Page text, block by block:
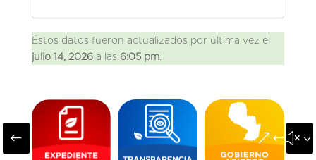
Éstos datos fueron actualizados por última vez el
julio 14, 2026a las 6:05 pm.
#